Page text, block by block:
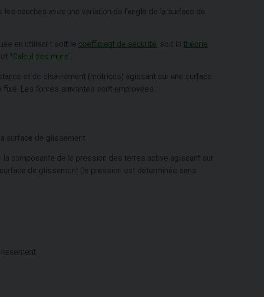
couches avec une variation de l'angle de la surface de
en utilisant soit le coefficient de sécurité, soit la théorie
"Calcul des murs".
et de cisaillement (motrices) agissant sur une surface
Les forces suivantes sont employées :
surface de glissement
composante de la pression des terres active agissant sur
de glissement (la pression est déterminée sans